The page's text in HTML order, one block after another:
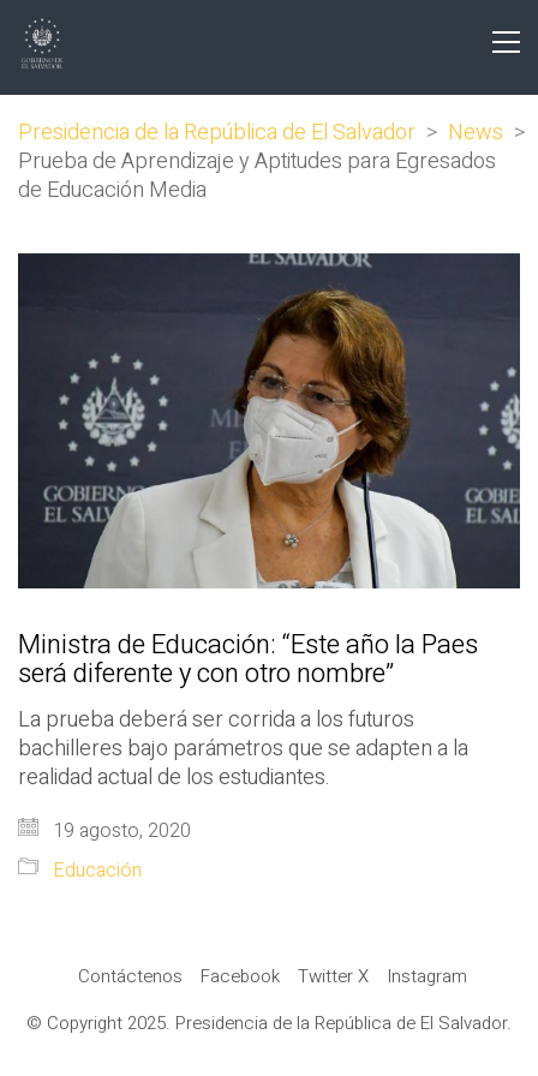
Presidencia de la República de El Salvador > News >
Prueba de Aprendizaje y Aptitudes para Egresados
de Educación Media
Ministra de Educación: “Este año la Paes
será diferente y con otro nombre”
La prueba deberá ser corrida a los futuros
bachilleres bajo parámetros que se adapten a la
realidad actual de los estudiantes.
19 agosto, 2020
Educación
Contáctenos Facebook Twitter X
Instagram
© Copyright 2025. Presidencia de la República de El Salvador.